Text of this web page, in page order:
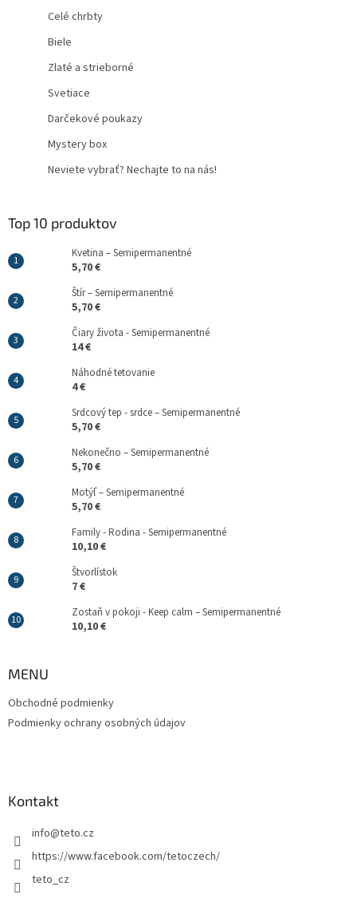
Celé chrbty
Biele
Zlaté a strieborné
Svetiace
Darčekové poukazy
Mystery box
Neviete vybrať? Nechajte to na nás!
Top 10 produktov
Kvetina – Semipermanentné
5,70 €
Štír – Semipermanentné
5,70 €
Čiary života - Semipermanentné
14 €
Náhodné tetovanie
4 €
Srdcový tep - srdce – Semipermanentné
5,70 €
Nekonečno – Semipermanentné
5,70 €
Motýľ – Semipermanentné
5,70 €
Family - Rodina - Semipermanentné
10,10 €
Štvorlístok
7 €
Zostaň v pokoji - Keep calm – Semipermanentné
10,10 €
MENU
Obchodné podmienky
Podmienky ochrany osobných údajov
Kontakt
info@teto.cz
https://www.facebook.com/tetoczech/
teto_cz